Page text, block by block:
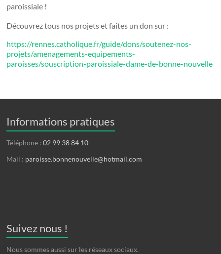
paroissiale !
Découvrez tous nos projets et faites un don sur :
https://rennes.catholique.fr/guide/dons/soutenez-nos-
projets/amenagements-equipements-
paroisses/souscription-paroissiale-dame-de-bonne-nouvelle
Informations pratiques
Téléphone :02 99 38 84 10
Mail : paroisse.bonnenouvelle@hotmail.com
Suivez nous !
Nous sommes aussi sur les réseaux sociaux.